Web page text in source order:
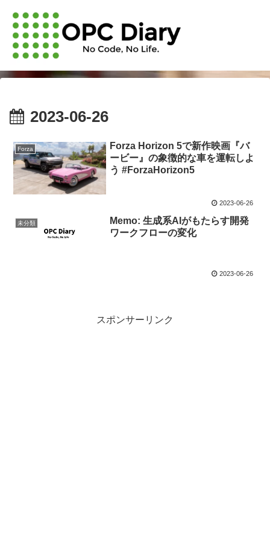
2023-06-26
Forza
Forza Horizon 5で新作映画『バ
ービー』の象徴的な車を運転しよ
う #ForzaHorizon5
2023-06-26
未分類
Memo: 生成系AIがもたらす開発
ワークフローの変化
2023-06-26
スポンサーリンク